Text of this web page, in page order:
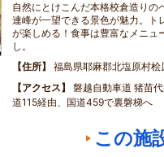
自然にとけこんだ本格校倉造りの
連峰が一望できる景色が魅力。ト
が楽しめる！食事は豊富なメニュ
し。
住所
福島県耶麻郡北塩原村
アクセス
磐越自動車道 猪苗
道115経由、国道459で裏磐梯へ
この施